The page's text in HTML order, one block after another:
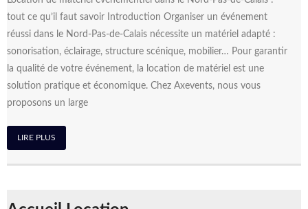
tout ce qu’il faut savoir Introduction Organiser un événement
réussi dans le Nord-Pas-de-Calais nécessite un matériel adapté :
sonorisation, éclairage, structure scénique, mobilier… Pour garantir
la qualité de votre événement, la location de matériel est une
solution pratique et économique. Chez Axevents, nous vous
proposons un large
LIRE PLUS